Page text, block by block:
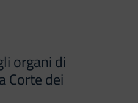
organi di
Corte dei